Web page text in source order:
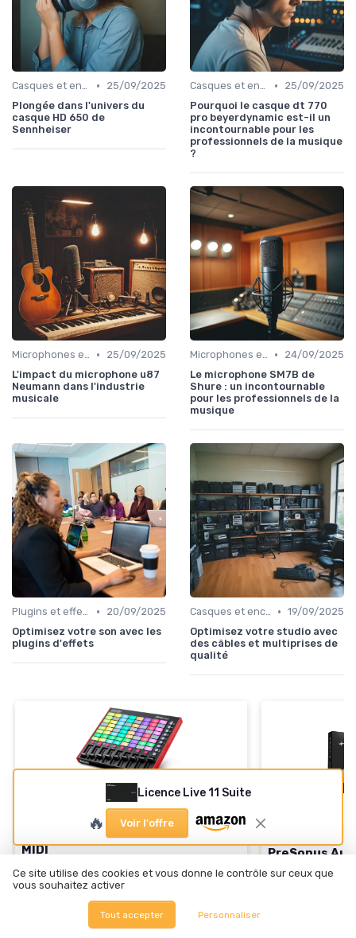
Casques et enceintes de monitoring •
25/09/2025
Plongée dans l'univers du
casque HD 650 de
Sennheiser
Casques et enceintes de monitoring •
25/09/2025
Pourquoi le casque dt 770
pro beyerdynamic est-il un
incontournable pour les
professionnels de la musique
?
Microphones et préamplis •
25/09/2025
L'impact du microphone u87
Neumann dans l'industrie
musicale
Microphones et préamplis •
24/09/2025
Le microphone SM7B de
Shure : un incontournable
pour les professionnels de la
musique
Plugins et effets audio •
20/09/2025
Optimisez votre son avec les
plugins d'effets
Casques et enceintes de monitoring • 19/09/2025
Optimisez votre studio avec
des câbles et multiprises de
qualité
🔥 POPULAIRE
AKAI PROFESSIONAL
Akai APC Mini MK2 - Contrôleur
MIDI
＋ 64 pads RGBpour une visualisation
claire
Modes Drum and Notepour différents
types de performance
PreSonus
＋ Interface
Licence Live 11 Suite
🔥 Voir l'offre
Ce site utilise des cookies et vous donne le contrôle sur ceux que
vous souhaitez activer
Tout accepter Personnaliser